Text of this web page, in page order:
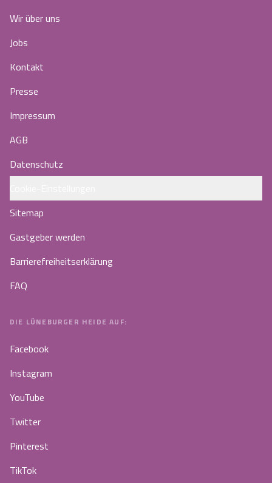
Wir über uns
Jobs
Kontakt
Presse
Impressum
AGB
Datenschutz
Sitemap
Gastgeber werden
Barrierefreiheitserklärung
FAQ
DIE LÜNEBURGER HEIDE AUF:
Facebook
Instagram
YouTube
Twitter
Pinterest
TikTok